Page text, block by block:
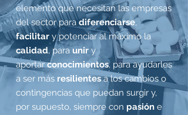
elemento que necesitan las empresas
del sector paradiferenciarse,
facilitar y potenciar al máximo la
calidad, para unir y
aportarconocimientos, para ayudarles
a ser más resilientesa los cambios o
contingencias que puedan surgir y,
por supuesto, siempre con pasión e